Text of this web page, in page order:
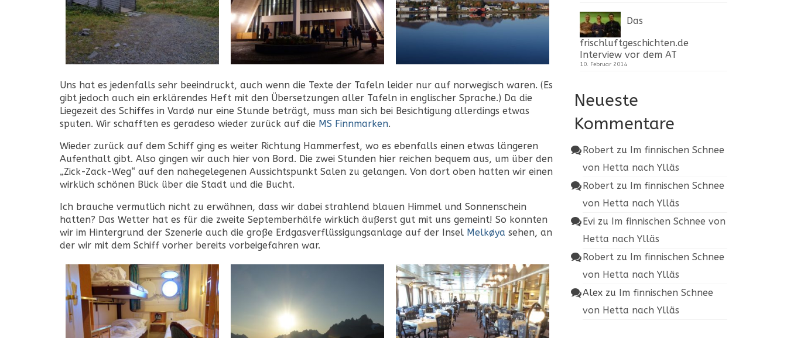
Uns hat es jedenfalls sehr beeindruckt, auch wenn die Texte der Tafeln leider nur auf norwegisch waren. (Es
gibt jedoch auch ein erklärendes Heft mit den Übersetzungen aller Tafeln in englischer Sprache.) Da die
Liegezeit des Schiffes in Vardø nur eine Stunde beträgt, muss man sich bei Besichtigung allerdings etwas
sputen. Wir schafften es geradeso wieder zurück auf die MS Finnmarken.
Wieder zurück auf dem Schiff ging es weiter Richtung Hammerfest, wo es ebenfalls einen etwas längeren
Aufenthalt gibt. Also gingen wir auch hier von Bord. Die zwei Stunden hier reichen bequem aus, um über den
„Zick-Zack-Weg“ auf den nahegelegenen Aussichtspunkt Salen zu gelangen. Von dort oben hatten wir einen
wirklich schönen Blick über die Stadt und die Bucht.
Ich brauche vermutlich nicht zu erwähnen, dass wir dabei strahlend blauen Himmel und Sonnenschein
hatten? Das Wetter hat es für die zweite Septemberhälfe wirklich äußerst gut mit uns gemeint! So konnten
wir im Hintergrund der Szenerie auch die große Erdgasverflüssigungsanlage auf der Insel Melkøya sehen, an
der wir mit dem Schiff vorher bereits vorbeigefahren war.
Das
frischluftgeschichten.de
Interview vor dem AT
10. Februar 2014
Neueste
Kommentare
Robertzu Im finnischen Schnee
von Hetta nach Ylläs
Robertzu Im finnischen Schnee
von Hetta nach Ylläs
Evizu Im finnischen Schnee von
Hetta nach Ylläs
Robertzu Im finnischen Schnee
von Hetta nach Ylläs
Alexzu Im finnischen Schnee
von Hetta nach Ylläs